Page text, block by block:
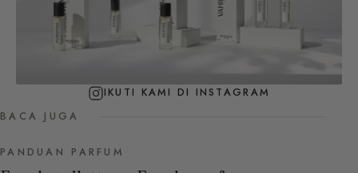
IKUTI KAMI DI INSTAGRAM
BACA JUGA
PANDUAN PARFUM